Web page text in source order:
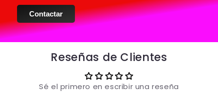
Contactar
Reseñas de Clientes
Sé el primero en escribir una reseña